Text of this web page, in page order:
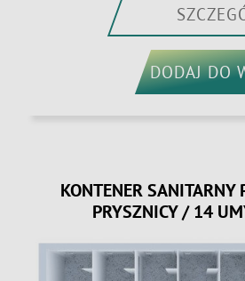
DODAJ DO
KONTENER
PRYSZNICY / 14